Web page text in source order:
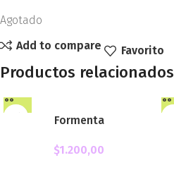
Agotado
Add to compare
Favorito
Productos relacionados
Formenta
$1.200,00